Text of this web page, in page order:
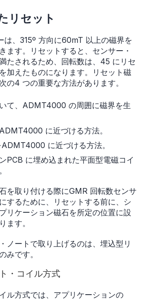
リセット
は、315º 方向に60mT 以上の磁界を
ます。リセットすると、センサー・
たされるため、回転数は、45 にリセ
加えたものになります。リセット磁
の4 つの重要な方法があります。
て、ADMT4000 の周囲に磁界を生
に近づける方法。
ADMT4000 に近づける方法。
PCB に埋め込まれた平面型電磁コイ
を取り付ける際にGMR 回転数センサ
するために、リセットする前に、シ
リケーション磁石を所定の位置に設
ます。
ノートで取り上げるのは、埋込型リ
みです。
・コイル方式
ル方式では、アプリケーションの